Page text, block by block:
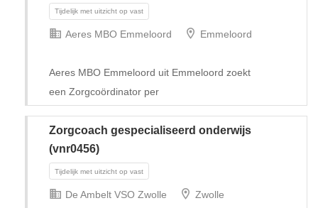
Aeres MBO Emmeloord Emmeloord
Aeres MBO Emmeloord uit Emmeloord zoekt
een Zorgcoördinator per
Zorgcoach gespecialiseerd onderwijs
(vnr0456)
De Ambelt VSO Zwolle Zwolle